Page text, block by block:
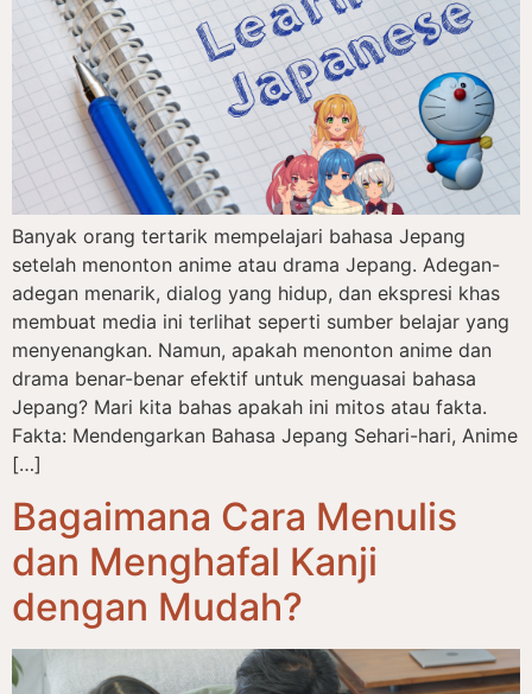
Banyak orang tertarik mempelajari bahasa Jepang
setelah menonton anime atau drama Jepang. Adegan-
adegan menarik, dialog yang hidup, dan ekspresi khas
membuat media ini terlihat seperti sumber belajar yang
menyenangkan. Namun, apakah menonton anime dan
drama benar-benar efektif untuk menguasai bahasa
Jepang? Mari kita bahas apakah ini mitos atau fakta.
Fakta: Mendengarkan Bahasa Jepang Sehari-hari, Anime
[…]
Bagaimana Cara Menulis
dan Menghafal Kanji
dengan Mudah?